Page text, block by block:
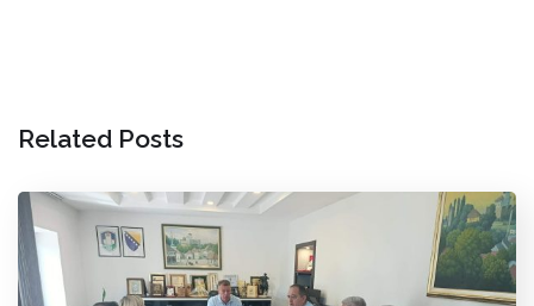
Related Posts